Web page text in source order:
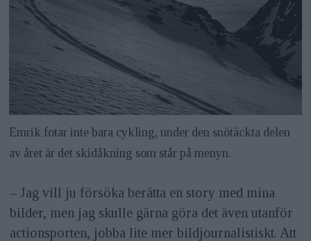
Emrik fotar inte bara cykling, under den snötäckta delen
av året är det skidåkning som står på menyn.
– Jag vill ju försöka berätta en story med mina
bilder, men jag skulle gärna göra det även utanför
actionsporten, jobba lite mer bildjournalistiskt. Att